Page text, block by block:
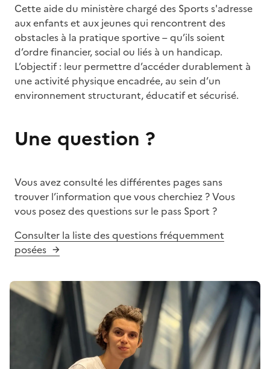
Cette aide du ministère chargé des Sports s'adresse
aux enfants et aux jeunes qui rencontrent des
obstacles à la pratique sportive – qu’ils soient
d’ordre financier, social ou liés à un handicap.
L’objectif : leur permettre d’accéder durablement à
une activité physique encadrée, au sein d’un
environnement structurant, éducatif et sécurisé.
Une question ?
Vous avez consulté les différentes pages sans
trouver l’information que vous cherchiez ? Vous
vous posez des questions sur le pass Sport ?
Consulter la liste des questions fréquemment
posées